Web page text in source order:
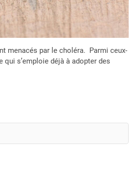
menacés par le choléra. Parmi ceux-
qui s’emploie déjà à adopter des